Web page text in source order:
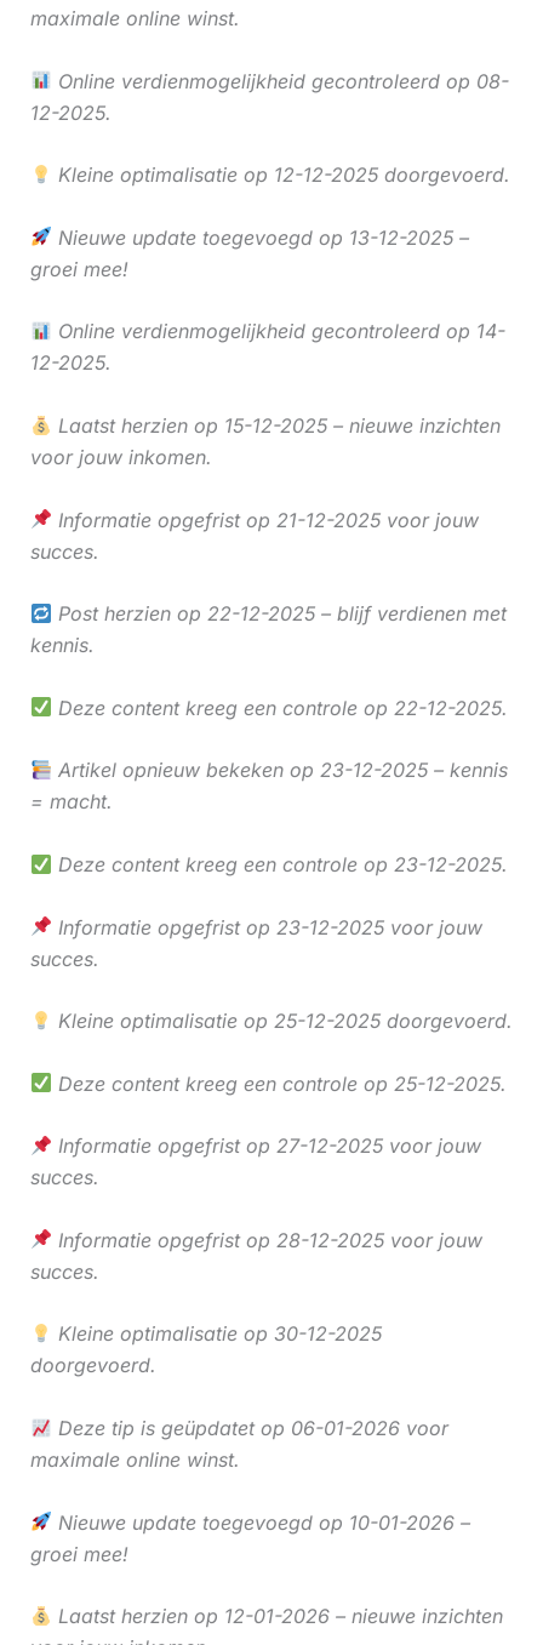
maximale online winst.
Online verdienmogelijkheid gecontroleerd op 08-
12-2025.
Kleine optimalisatie op 12-12-2025 doorgevoerd.
Nieuwe update toegevoegd op 13-12-2025 –
groei mee!
Online verdienmogelijkheid gecontroleerd op 14-
12-2025.
Laatst herzien op 15-12-2025 – nieuwe inzichten
voor jouw inkomen.
Informatie opgefrist op 21-12-2025 voor jouw
succes.
Post herzien op 22-12-2025 – blijf verdienen met
kennis.
Deze content kreeg een controle op 22-12-2025.
Artikel opnieuw bekeken op 23-12-2025 – kennis
= macht.
Deze content kreeg een controle op 23-12-2025.
Informatie opgefrist op 23-12-2025 voor jouw
succes.
Kleine optimalisatie op 25-12-2025 doorgevoerd.
Deze content kreeg een controle op 25-12-2025.
Informatie opgefrist op 27-12-2025 voor jouw
succes.
Informatie opgefrist op 28-12-2025 voor jouw
succes.
Kleine optimalisatie op 30-12-2025
doorgevoerd.
Deze tip is geüpdatet op 06-01-2026 voor
maximale online winst.
Nieuwe update toegevoegd op 10-01-2026 –
groei mee!
Laatst herzien op 12-01-2026 – nieuwe inzichten